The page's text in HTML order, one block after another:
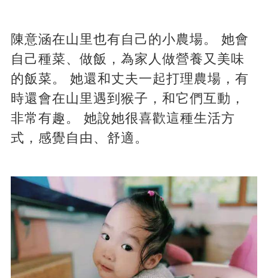
陳意涵在山里也有自己的小農場。 她會
自己種菜、做飯，為家人做營養又美味
的飯菜。 她還和丈夫一起打理農場，有
時還會在山里遇到猴子，和它們互動，
非常有趣。 她說她很喜歡這種生活方
式，感覺自由、舒適。